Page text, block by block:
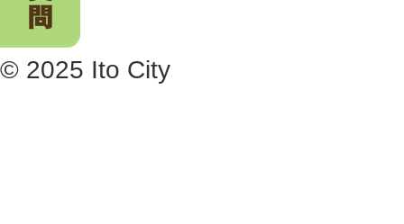
© 2025 Ito City